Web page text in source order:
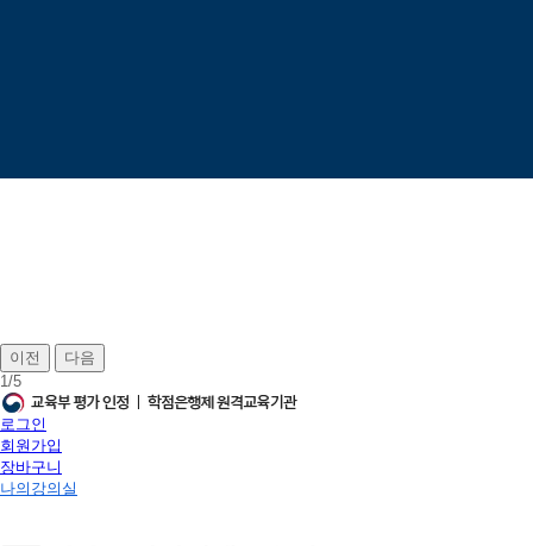
이전
다음
1/5
로그인
회원가입
장바구니
나의강의실